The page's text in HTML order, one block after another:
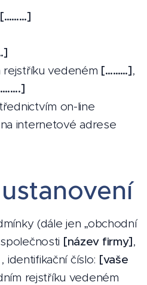
[………]
vedeném [………],
on-line
internetové adrese
(dále jen „obchodní
[název firmy],
, identifikační číslo: [vaše
rejstříku vedeném